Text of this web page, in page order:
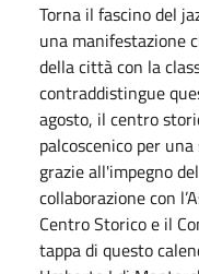
Torna il fascino del
una manifestazione
della città con la
contraddistingue
agosto, il centro
palcoscenico per
grazie all'impegno
collaborazione con
Centro Storico e il
tappa di questo